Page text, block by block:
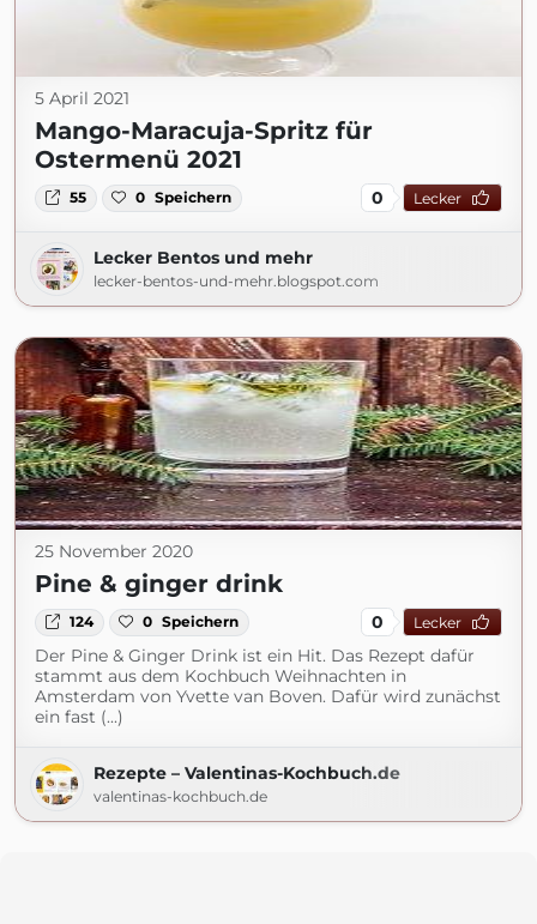
5 April 2021
Mango-Maracuja-Spritz für
Ostermenü 2021
55 0 Speichern 0 Lecker
Lecker Bentos und mehr
lecker-bentos-und-mehr.blogspot.com
25 November 2020
Pine & ginger drink
124 0 Speichern 0 Lecker
Der Pine & Ginger Drink ist ein Hit. Das Rezept dafür
stammt aus dem Kochbuch Weihnachten in
Amsterdam von Yvette van Boven. Dafür wird zunächst
ein fast (...)
Rezepte – Valentinas-Kochbuch.de
valentinas-kochbuch.de